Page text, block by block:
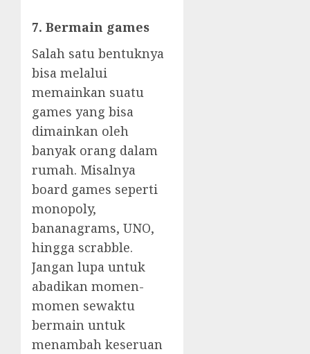
7. Bermain games
Salah satu bentuknya
bisa melalui
memainkan suatu
games yang bisa
dimainkan oleh
banyak orang dalam
rumah. Misalnya
board games seperti
monopoly,
bananagrams, UNO,
hingga scrabble.
Jangan lupa untuk
abadikan momen-
momen sewaktu
bermain untuk
menambah keseruan